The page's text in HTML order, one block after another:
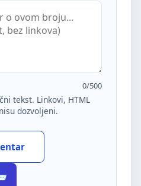
0/500
tekst. Linkovi, HTML
dozvoljeni.